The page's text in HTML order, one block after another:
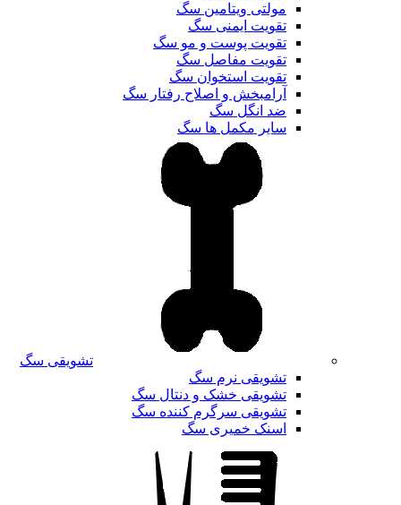
مولتی ویتامین سگ
تقویت ایمنی سگ
تقویت پوست و مو سگ
تقویت مفاصل سگ
تقویت استخوان سگ
آرامبخش و اصلاح رفتار سگ
ضد انگل سگ
سایر مکمل ها سگ
تشویقی سگ
تشویقی نرم سگ
تشویقی خشک و دنتال سگ
تشویقی سرگرم کننده سگ
اسنک خمیری سگ